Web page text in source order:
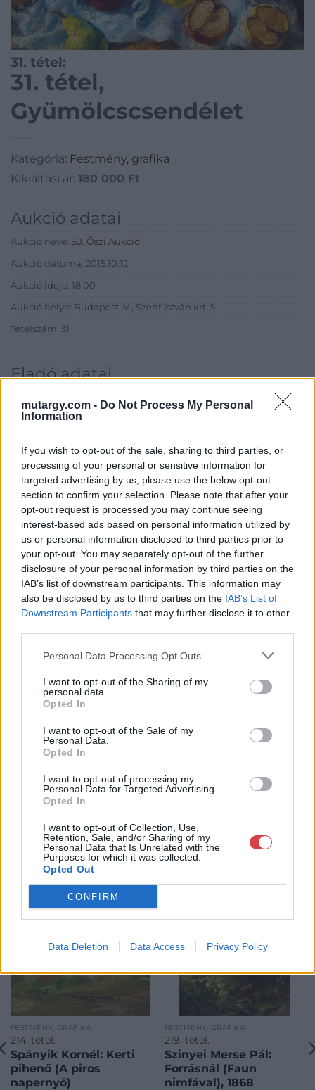
mutargy.com - Do Not Process My Personal
Information
If you wish to opt-out of the sale, sharing to third parties, or
processing of your personal or sensitive information for
targeted advertising by us, please use the below opt-out
section to confirm your selection. Please note that after your
opt-out request is processed you may continue seeing
interest-based ads based on personal information utilized by
us or personal information disclosed to third parties prior to
your opt-out. You may separately opt-out of the further
disclosure of your personal information by third parties on the
IAB’s list of downstream participants. This information may
also be disclosed by us to third parties on the IAB’s List of
Downstream Participants that may further disclose it to other
Personal Data Processing Opt Outs
I want to opt-out of the Sharing of my
personal data.
Opted In
I want to opt-out of the Sale of my
Personal Data.
Opted In
I want to opt-out of processing my
Personal Data for Targeted Advertising.
Opted In
I want to opt-out of Collection, Use,
Retention, Sale, and/or Sharing of my
Personal Data that Is Unrelated with the
Purposes for which it was collected.
Opted Out
CONFIRM
Data Deletion Data Access Privacy Policy
31. tétel:
31. tétel,
Gyümölcscsendélet
Kategória: Festmény, grafika
Kikiáltási ár: 180 000 Ft
Aukció adatai
Aukció neve: 50. Őszi Aukció
Aukció dátuma: 2015.10.12
Aukció ideje: 18:00
Aukció helye: Budapest, V., Szent István krt. 5.
Tételszám: 31
Eladó adatai
1055 Budapest, Szent István krt.
Telefon: +36 1 269 3148 +36 1 269
2219
Weboldal:
Bemutatkozás: A Galéria profilja a 19. és 20. századi modern
magyar festészet és az ezt megelőző korok régi mesterei, de
foglalkozik nemzetközi művészettel, fotográfiával és kortárs
képzőművészettel is. Eddigi negyven aukcióján tízezernél több
tételt árverezett el, és sok ezer kép szerepelt a Galéria
rendelkezik. Elkötelezetten dolgozik a magyar festészet hazai
történetét újraíró albumaival alapvetően változtatta meg a
magyar vizuális művészetről addig kialakult képet.
GALÉRIA TOVÁBBI MŰTÁRGYAI
KAPCSOLÓDÓ MŰTÁRGYAK
FESTMÉNY, GRAFIKA
214. tétel:
Spányik Kornél: Kerti
pihenő (A piros
napernyő)
FESTMÉNY, GRAFIKA
219. tétel:
Szinyei Merse Pál:
Forrásnál (Faun
nimfával), 1868